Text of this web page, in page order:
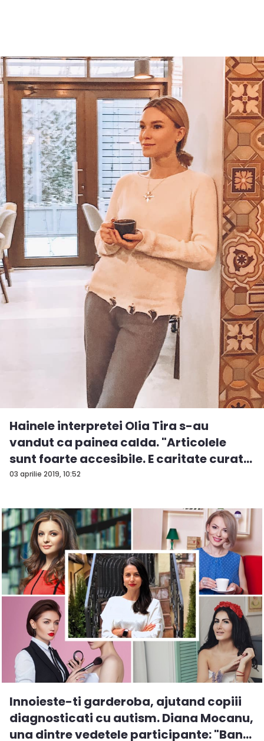
03 aprilie 2019, 10:52
Hainele interpretei Olia Tira s-au
vandut ca painea calda. "Articolele
sunt foarte accesibile. E caritate curat...
Innoieste-ti garderoba, ajutand copiii
diagnosticati cu autism. Diana Mocanu,
una dintre vedetele participante: "Ban...